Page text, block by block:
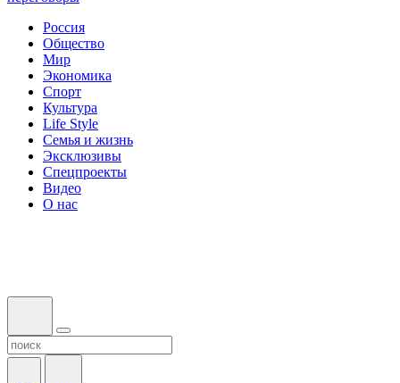
Россия
Общество
Мир
Экономика
Спорт
Культура
Life Style
Семья и жизнь
Эксклюзивы
Спецпроекты
Видео
О нас